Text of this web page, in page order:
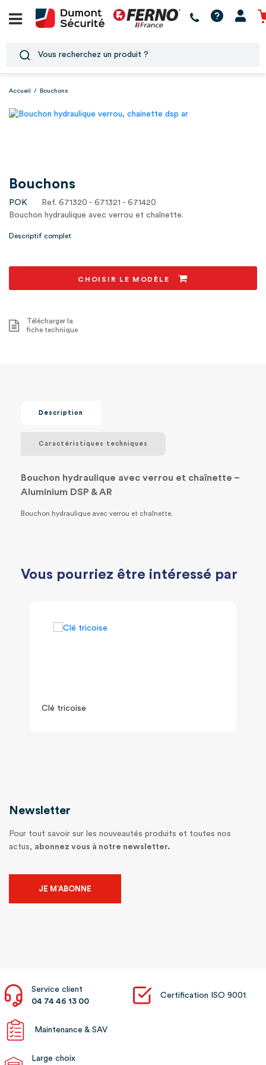
Accueil / Bouchons
Bouchons
POK
Ref. 671320 - 671321 - 671420
Bouchon hydraulique avec verrou et chaînette.
Descriptif complet
CHOISIR LE MODÈLE
Télécharger la
fiche technique
Description
Caractéristiques techniques
Bouchon hydraulique avec verrou et chaînette –
Aluminium DSP & AR
Bouchon hydraulique avec verrou et chaînette.
Vous pourriez être intéressé par
Clé tricoise
Newsletter
Pour tout savoir sur les nouveautés produits et toutes nos
actus, abonnez vous à notre newsletter.
JE M’ABONNE
Service client
04 74 46 13 00
Certification ISO 9001
Maintenance & SAV
Large choix